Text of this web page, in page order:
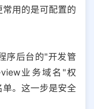
用的是可配置的
序后台的"开发管
业务域名"权
。这一步是安全